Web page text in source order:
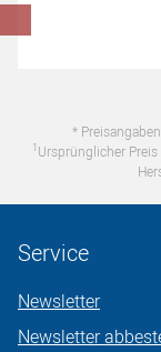
*
1 Ursprünglicher
Service
Newsletter
Newsletter